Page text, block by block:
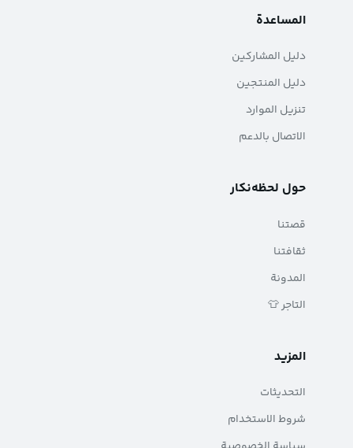
المساعدة
دليل المشاركين
دليل المنتجين
تنزيل الموارد
الاتصال بالدعم
حول لحظه‌نکار
قصتنا
ثقافتنا
المدونة
التاجر 👕
المزيد
التحديثات
شروط الاستخدام